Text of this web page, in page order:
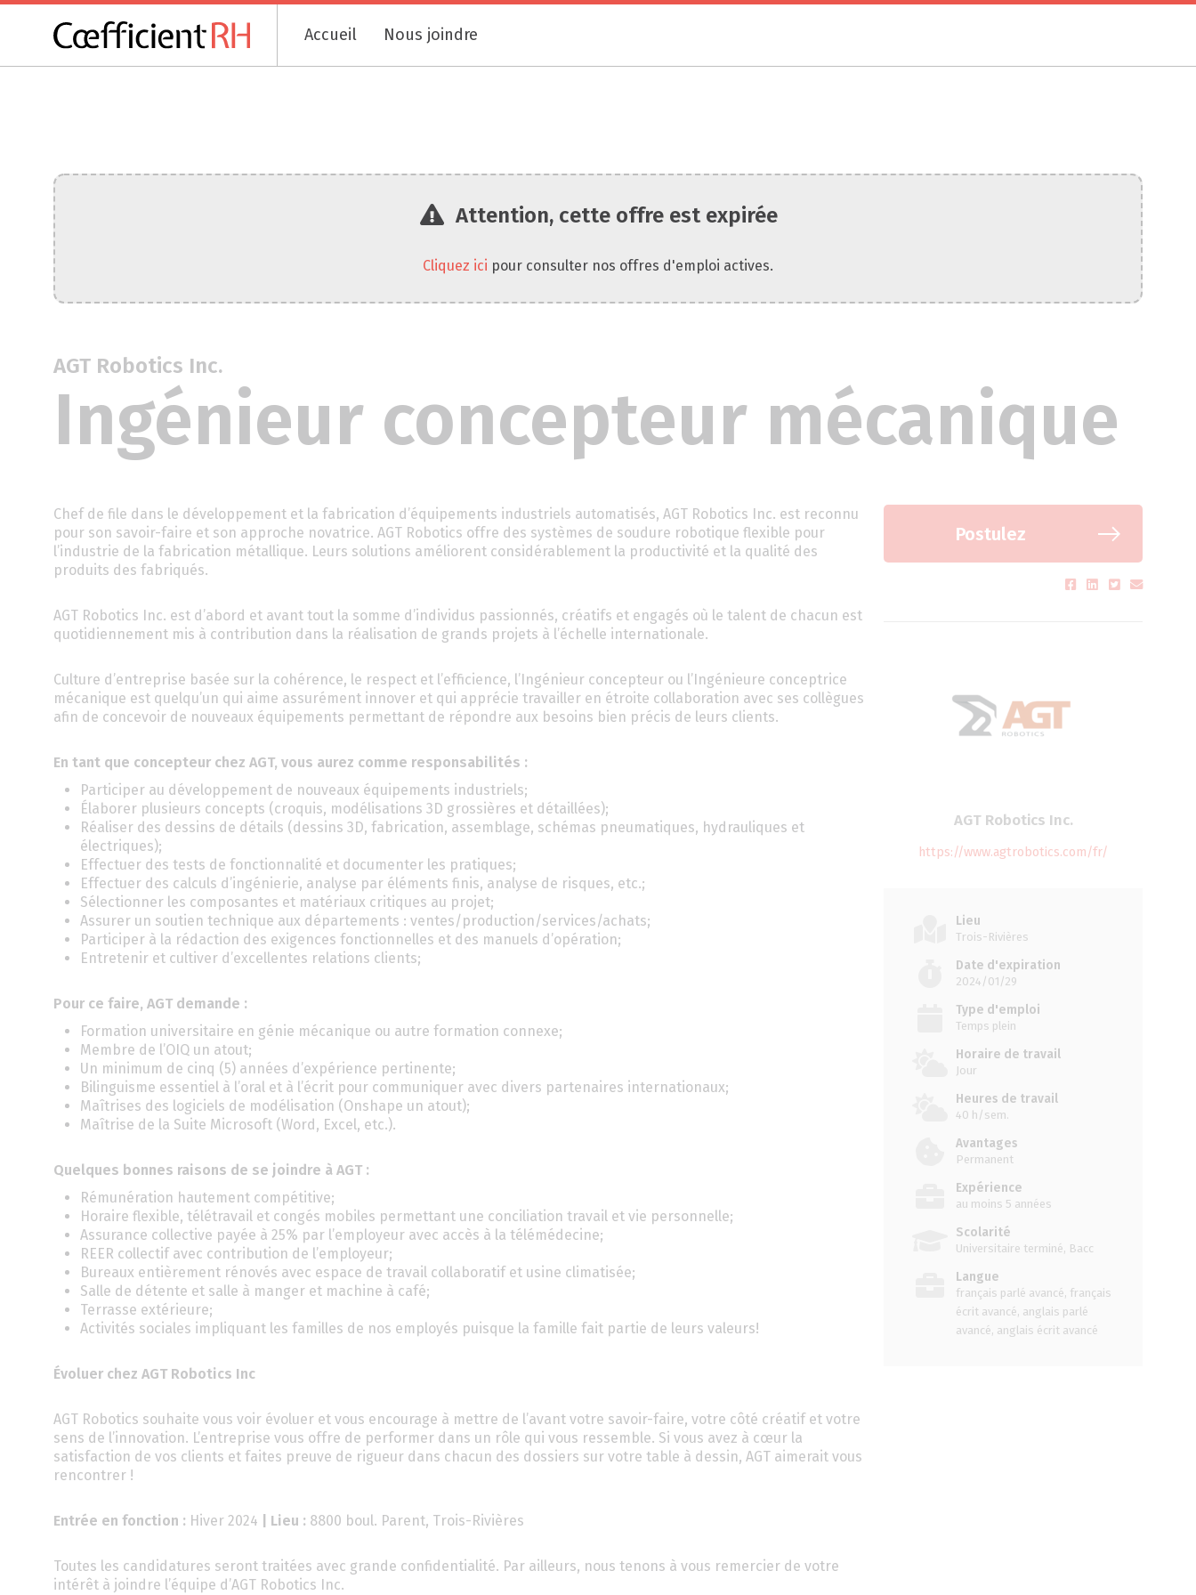
Accueil Nous joindre
Attention, cette offre est expirée
Cliquez ici pour consulter nos offres d'emploi actives.
AGT Robotics Inc.
Ingénieur concepteur mécanique
Chef de file dans le développement et la fabrication d’équipements industriels automatisés, AGT Robotics Inc. est reconnu
pour son savoir-faire et son approche novatrice. AGT Robotics offre des systèmes de soudure robotique flexible pour
l’industrie de la fabrication métallique. Leurs solutions améliorent considérablement la productivité et la qualité des
produits des fabriqués.
AGT Robotics Inc. est d’abord et avant tout la somme d’individus passionnés, créatifs et engagés où le talent de chacun est
quotidiennement mis à contribution dans la réalisation de grands projets à l’échelle internationale.
Culture d’entreprise basée sur la cohérence, le respect et l’efficience, l’Ingénieur concepteur ou l’Ingénieure conceptrice
mécanique est quelqu’un qui aime assurément innover et qui apprécie travailler en étroite collaboration avec ses collègues
afin de concevoir de nouveaux équipements permettant de répondre aux besoins bien précis de leurs clients.
En tant que concepteur chez AGT, vous aurez comme responsabilités :
Participer au développement de nouveaux équipements industriels;
Élaborer plusieurs concepts (croquis, modélisations 3D grossières et détaillées);
Réaliser des dessins de détails (dessins 3D, fabrication, assemblage, schémas pneumatiques, hydrauliques et
électriques);
Effectuer des tests de fonctionnalité et documenter les pratiques;
Effectuer des calculs d’ingénierie, analyse par éléments finis, analyse de risques, etc.;
Sélectionner les composantes et matériaux critiques au projet;
Assurer un soutien technique aux départements : ventes/production/services/achats;
Participer à la rédaction des exigences fonctionnelles et des manuels d’opération;
Entretenir et cultiver d’excellentes relations clients;
Pour ce faire, AGT demande :
Formation universitaire en génie mécanique ou autre formation connexe;
Membre de l’OIQ un atout;
Un minimum de cinq (5) années d’expérience pertinente;
Bilinguisme essentiel à l’oral et à l’écrit pour communiquer avec divers partenaires internationaux;
Maîtrises des logiciels de modélisation (Onshape un atout);
Maîtrise de la Suite Microsoft (Word, Excel, etc.).
Quelques bonnes raisons de se joindre à AGT :
Rémunération hautement compétitive;
Horaire flexible, télétravail et congés mobiles permettant une conciliation travail et vie personnelle;
Assurance collective payée à 25% par l’employeur avec accès à la télémédecine;
REER collectif avec contribution de l’employeur;
Bureaux entièrement rénovés avec espace de travail collaboratif et usine climatisée;
Salle de détente et salle à manger et machine à café;
Terrasse extérieure;
Activités sociales impliquant les familles de nos employés puisque la famille fait partie de leurs valeurs!
Évoluer chez AGT Robotics Inc
AGT Robotics souhaite vous voir évoluer et vous encourage à mettre de l’avant votre savoir-faire, votre côté créatif et votre
sens de l’innovation. L’entreprise vous offre de performer dans un rôle qui vous ressemble. Si vous avez à cœur la
satisfaction de vos clients et faites preuve de rigueur dans chacun des dossiers sur votre table à dessin, AGT aimerait vous
rencontrer !
Entrée en fonction : Hiver 2024 | Lieu : 8800 boul. Parent, Trois-Rivières
Toutes les candidatures seront traitées avec grande confidentialité. Par ailleurs, nous tenons à vous remercier de votre
intérêt à joindre l’équipe d’AGT Robotics Inc.
Postulez
AGT Robotics Inc.
https://www.agtrobotics.com/fr/
Lieu
Trois-Rivières
Date d'expiration
2024/01/29
Type d'emploi
Temps plein
Horaire de travail
Jour
Heures de travail
40 h/sem.
Avantages
Permanent
Expérience
au moins 5 années
Scolarité
Universitaire terminé, Bacc
Langue
français parlé avancé, français
écrit avancé, anglais parlé
avancé, anglais écrit avancé